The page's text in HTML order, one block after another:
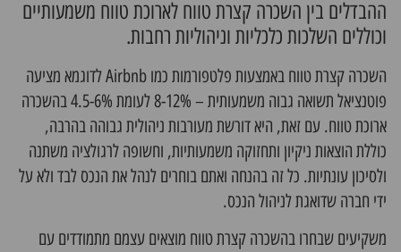
ההבדלים בין השכרה קצרת טווח לארוכת טווח משמעותיים
וכוללים השלכות כלכליות וניהוליות רחבות.
השכרה קצרת טווח באמצעות פלטפורמות כמו Airbnb לדוגמא מציעה
פוטנציאל תשואה גבוה משמעותית – 8-12% לעומת 4.5-6% בהשכרה
ארוכת טווח. עם זאת, היא דורשת מעורבות ניהולית גבוהה בהרבה,
כוללת הוצאות ניקיון ותחזוקה משמעותיות, וחשופה לרגולציה משתנה
ולסיכון עונתיות. כל זה בהנחה ואתם בוחרים לנהל את הנכס לבד ולא על
ידי חברה שדואגת לניהול הנכס.
משקיעים שבחרו בהשכרה קצרת טווח מוצאים עצמם מתמודדים עם